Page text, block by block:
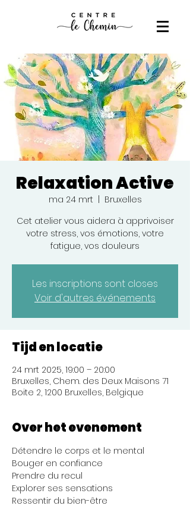
Relaxation Active
ma 24 mrt
Bruxelles
Cet atelier vous aidera à apprivoiser
votre stress, vos émotions, votre
fatigue, vos douleurs
Les inscriptions sont closes
Voir d'autres événements
Tijd en locatie
24 mrt 2025, 19:00 – 20:00
Bruxelles, Chem. des Deux Maisons 71
Boite 2, 1200 Bruxelles, Belgique
Over het evenement
Détendre le corps et le mental
Bouger en confiance
Prendre du recul
Explorer ses sensations
Ressentir du bien-être